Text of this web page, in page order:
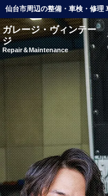
仙台市周辺の整備・車検・修理
ガレージ・ヴィンテー
ジ
Repair＆Maintenance